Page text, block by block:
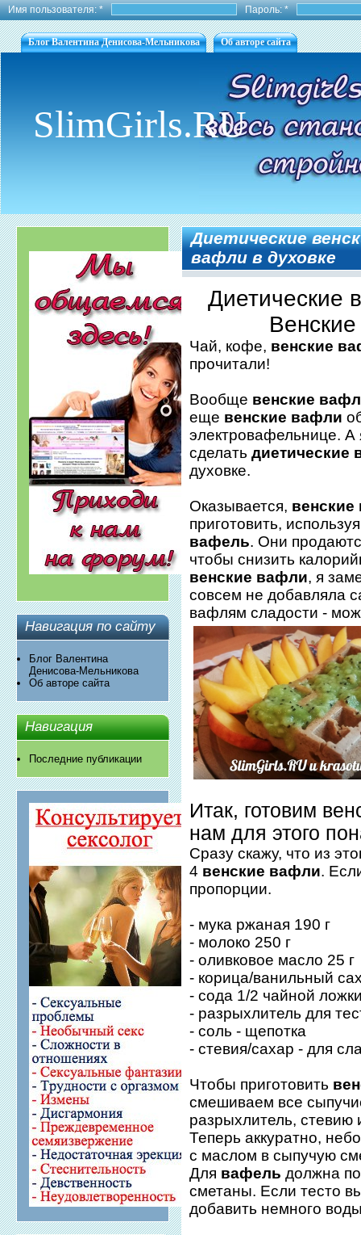
Имя пользователя:* Пароль:*
Блог Валентина Денисова-Мельникова Об авторе сайта
SlimGirls.RU
Навигация по сайту
Блог Валентина
Денисова-Мельникова
Об авторе сайта
Навигация
Последние публикации
Диетические
вафли в духовке
Диетические
Чай, кофе, венские
прочитали!
Вообще венские
еще венские вафли
электровафельнице. А
сделатьдиетические
духовке.
Оказывается,
приготовить,
вафель. Они
чтобы снизить
венские вафли, я
совсем не добавляла
вафлям сладости -
Итак, готовим
нам для этого
Сразу скажу, что из
4 венские вафли.
пропорции.
- мука ржаная 190 г
- молоко 250 г
- оливковое масло 25 г
- корица/ванильный
- сода 1/2 чайной
- разрыхлитель для
- соль - щепотка
- стевия/сахар - для
Чтобы приготовить
смешиваем все
разрыхлитель, стевию
Теперь аккуратно,
с маслом в сыпучую
Для вафель должна
сметаны. Если тесто
добавить немного